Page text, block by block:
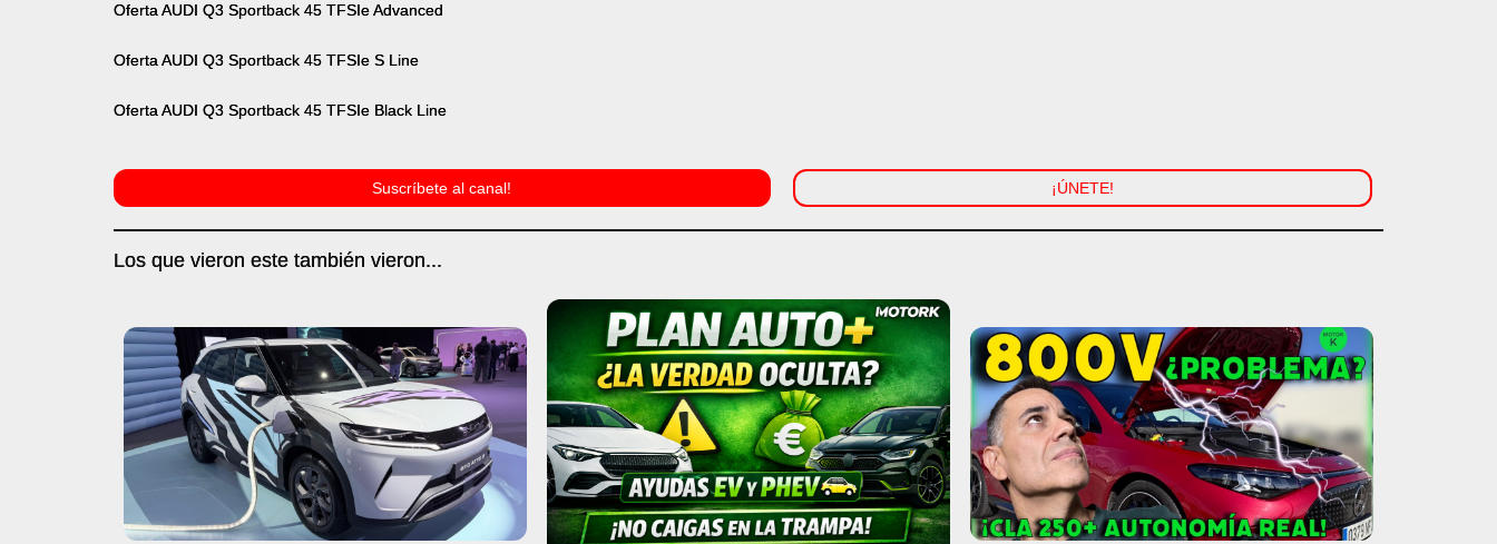
Oferta AUDI Q3 Sportback 45 TFSIe Advanced
Oferta AUDI Q3 Sportback 45 TFSIe S Line
Oferta AUDI Q3 Sportback 45 TFSIe Black Line
Suscríbete al canal! ¡ÚNETE!
Los que vieron este también vieron...